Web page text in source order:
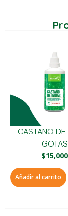
CASTAÑO DE
GOTAS
$15,000
Añadir al carrito